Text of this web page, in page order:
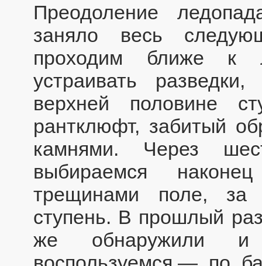
Преодоление
заняло весь
проходим ближе к
устраивать
верхней половине
рантклюфт, забитый
камнями. Через
выбираемся
трещинами поле, за
ступень. В прошлый
же обнаружили и